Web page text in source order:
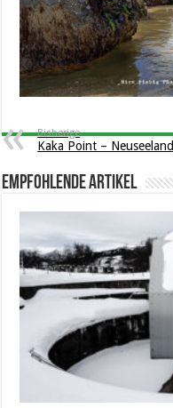
Bisherige
Kaka Point – Neuseeland
Empfohlende Artikel